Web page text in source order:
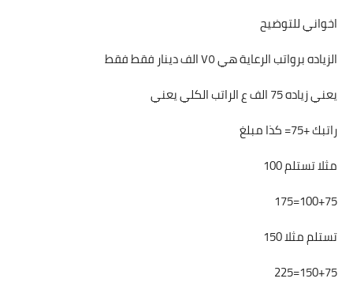
اخواني للتوضيح
الزياده برواتب الرعاية هي ٧٥ الف دينار فقط فقط
يعني زياده 75 الف ع الراتب الكلي يعني
راتبك +75= كذا مبلغ
مثلا تستلم 100
100+75=175
تستلم مثلا 150
150+75=225